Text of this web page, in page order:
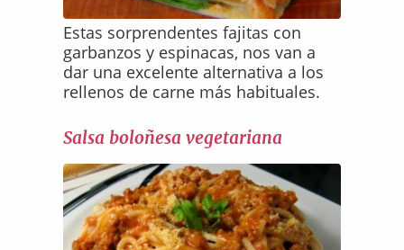
Estas sorprendentes fajitas con
garbanzos y espinacas, nos van a
dar una excelente alternativa a los
rellenos de carne más habituales.
Salsa boloñesa vegetariana